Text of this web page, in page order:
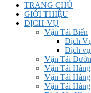
TRANG CHỦ
GIỚI THIỆU
DỊCH VỤ
Vận Tải Biển
Dịch
Dịch
Vận Tải
Vận Tải
Vận Tải
Vận Tải